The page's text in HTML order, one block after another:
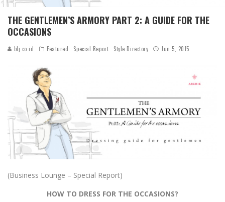
THE GENTLEMEN’S ARMORY PART 2: A GUIDE FOR THE
OCCASIONS
blj.co.id Featured Special Report Style Directory Jun 5, 2015
(Business Lounge – Special Report)
HOW TO DRESS FOR THE OCCASIONS?